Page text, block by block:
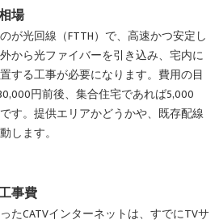
場
が光回線（FTTH）で、高速かつ安定し
から光ファイバーを引き込み、宅内に
する工事が必要になります。費用の目
円前後、集合住宅であれば5,000
す。提供エリアかどうかや、既存配線
します。
事費
たCATVインターネットは、すでにTVサ